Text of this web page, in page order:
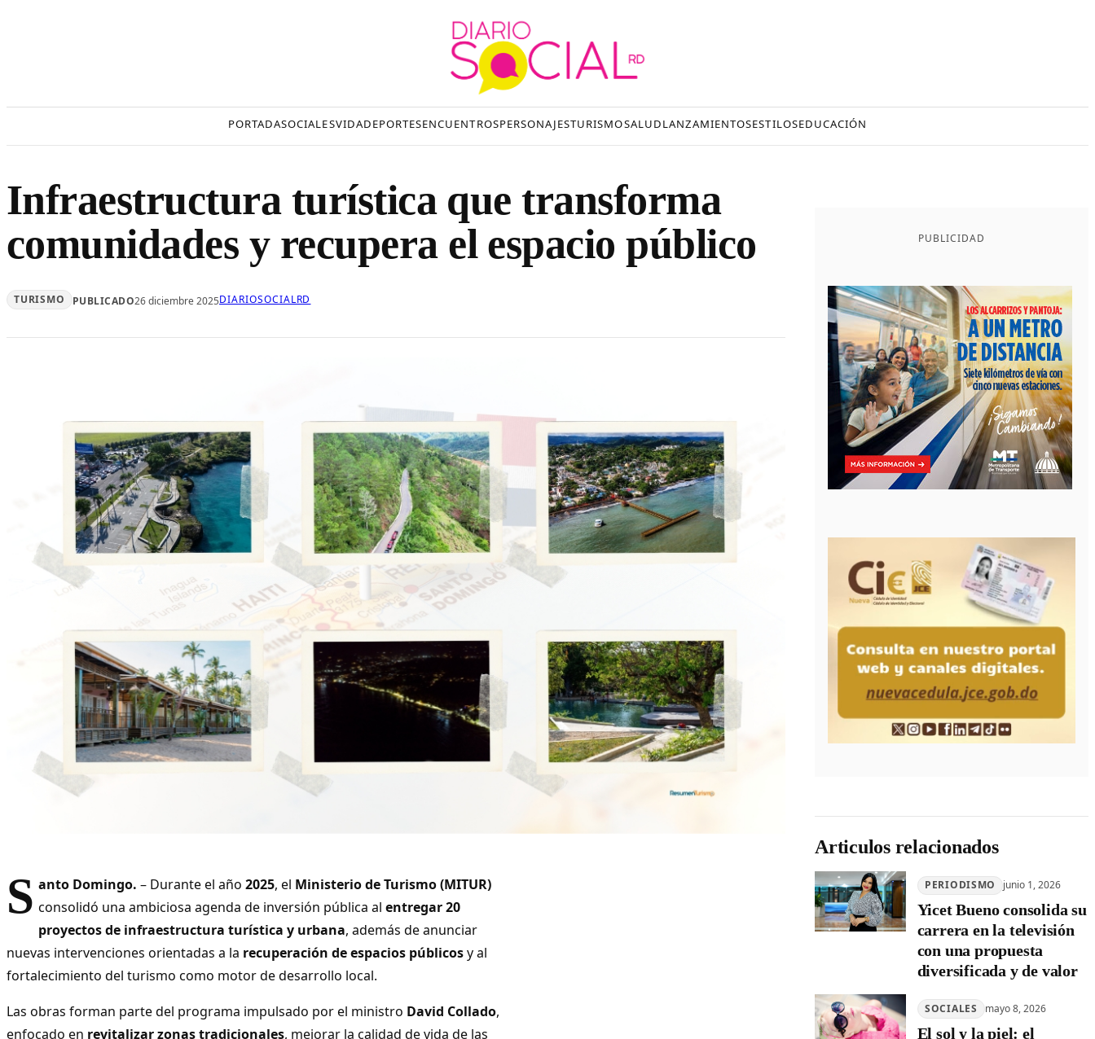
PORTADASOCIALESVIDADEPORTESENCUENTROSPERSONAJESTURISMOSALUDLANZAMIENTOSESTILOSEDUCACIÓN
Infraestructura turística que transforma
comunidades y recupera el espacio público
TURISMO PUBLICADO26 diciembre 2025DIARIOSOCIALRD
S anto Domingo. – Durante el año 2025, el Ministerio de Turismo (MITUR)
consolidó una ambiciosa agenda de inversión pública al entregar 20
proyectos de infraestructura turística y urbana, además de anunciar
nuevas intervenciones orientadas a la recuperación de espacios públicosy al
fortalecimiento del turismo como motor de desarrollo local.
Las obras forman parte del programa impulsado por el ministro David Collado,
enfocado en revitalizar zonas tradicionales, mejorar la calidad de vida de las
PUBLICIDAD
Articulos relacionados
PERIODISMO junio 1, 2026
Yicet Bueno consolida su
carrera en la televisión
con una propuesta
diversificada y de valor
SOCIALES mayo 8, 2026
El sol y la piel: el